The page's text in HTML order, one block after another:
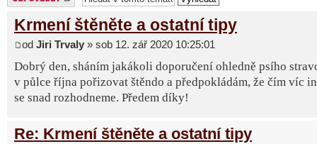
Krmení štěněte a ostatní tipy
od Jiri Trvaly » sob 12. zář 2020 10:25:01
Dobrý den, sháním jakákoli doporučení ohledně psího
v půlce října pořizovat štěndo a předpokládám, že čím víc
se snad rozhodneme. Předem díky!
Re: Krmení štěněte a ostatní tipy